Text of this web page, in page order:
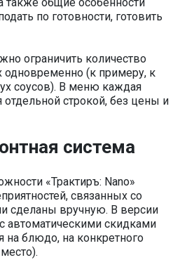
также общие особенности
по готовности, готовить
ограничить количество
(к примеру, к
соусов). В меню каждая
строкой, без цены и
система
«Трактиръ: Nano»
связанных со
сделаны вручную. В версии
автоматическими скидками
на блюдо, на конкретного